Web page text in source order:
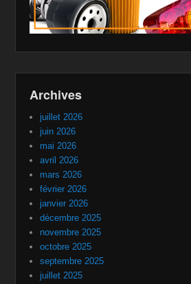
Archives
juillet 2026
juin 2026
mai 2026
avril 2026
mars 2026
février 2026
janvier 2026
décembre 2025
novembre 2025
octobre 2025
septembre 2025
juillet 2025